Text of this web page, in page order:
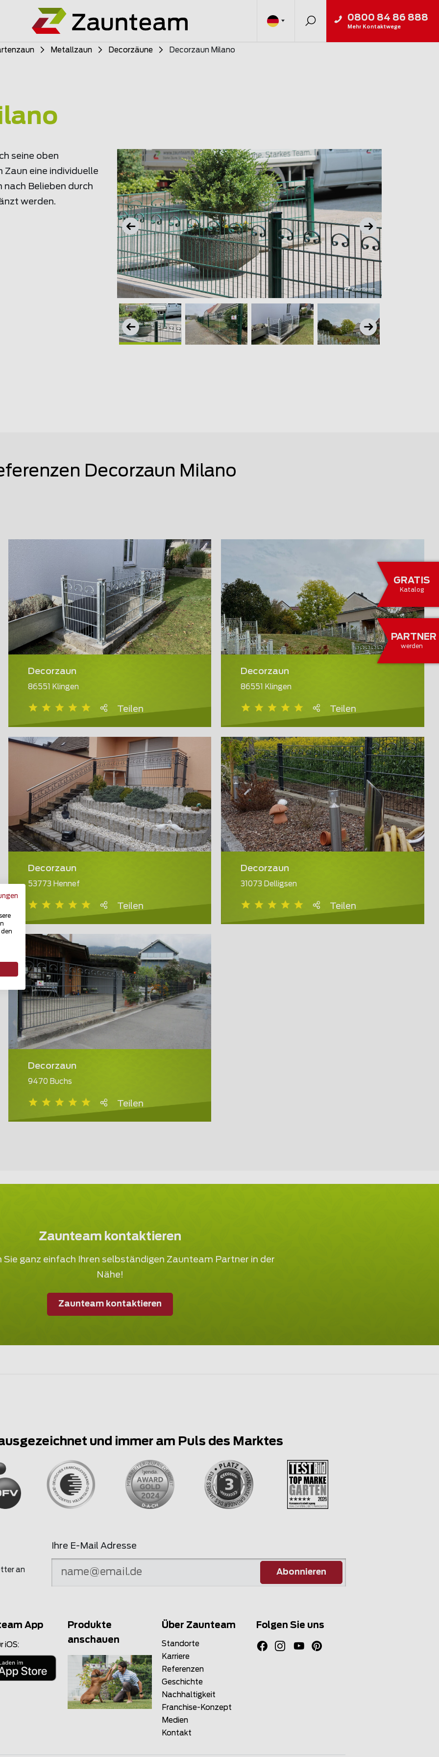
GRATIS
Katalog
PARTNER
werden
0800 84 86 888
Mehr Kontaktwege
Metallzaun Decorzäune Decorzaun Milano
seine oben
eine individuelle
nach Belieben durch
werden.
Decorzaun Milano
Decorzaun
86551 Klingen
Teilen
Decorzaun
86551 Klingen
Teilen
Decorzaun
53773 Hennef
Teilen
Decorzaun
31073 Delligsen
Teilen
Decorzaun
9470 Buchs
Teilen
Zaunteam kontaktieren
Sie ganz einfach Ihren selbständigen Zaunteam Partner in der
Nähe!
Zaunteam kontaktieren
und immer am Puls des Marktes
an
Ihre E-Mail Adresse
Abonnieren
App
iOS:
Produkte
anschauen
Über Zaunteam
Standorte
Karriere
Referenzen
Geschichte
Nachhaltigkeit
Franchise-Konzept
Medien
Kontakt
Folgen Sie uns